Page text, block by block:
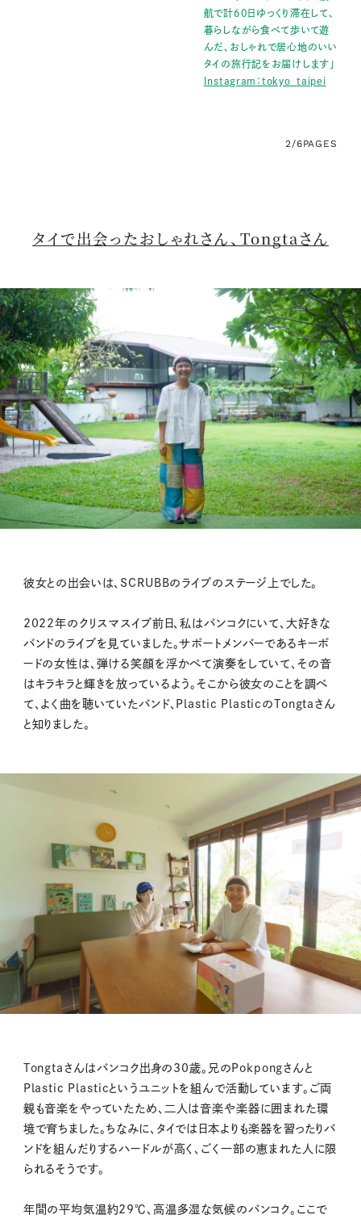
航で計60日ゆっくり滞在して、
暮らしながら食べて歩いて遊
んだ、おしゃれで居心地のいい
タイの旅行記をお届けします」
Instagram：tokyo_taipei
2/6PAGES
タイで出会ったおしゃれさん、Tongtaさん
彼女との出会いは、SCRUBBのライブのステージ上でした。
2022年のクリスマスイブ前日、私はバンコクにいて、大好きな
バンドのライブを見ていました。サポートメンバーであるキーボ
ードの女性は、弾ける笑顔を浮かべて演奏をしていて、その音
はキラキラと輝きを放っているよう。そこから彼女のことを調べ
て、よく曲を聴いていたバンド、Plastic PlasticのTongtaさん
と知りました。
Tongtaさんはバンコク出身の30歳。兄のPokpongさんと
Plastic Plasticというユニットを組んで活動しています。ご両
親も音楽をやっていたため、二人は音楽や楽器に囲まれた環
境で育ちました。ちなみに、タイでは日本よりも楽器を習ったりバ
ンドを組んだりするハードルが高く、ごく一部の恵まれた人に限
られるそうです。
年間の平均気温約29℃、高温多湿な気候のバンコク。ここで